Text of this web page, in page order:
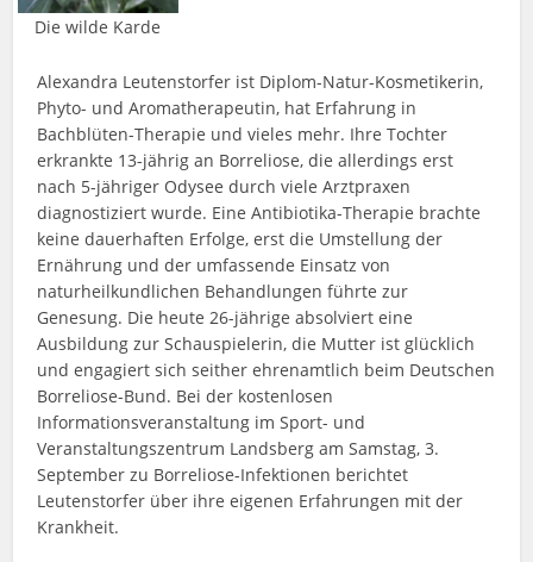
Die wilde Karde
Alexandra Leutenstorfer ist Diplom-Natur-Kosmetikerin,
Phyto- und Aromatherapeutin, hat Erfahrung in
Bachblüten-Therapie und vieles mehr. Ihre Tochter
erkrankte 13-jährig an Borreliose, die allerdings erst
nach 5-jähriger Odysee durch viele Arztpraxen
diagnostiziert wurde. Eine Antibiotika-Therapie brachte
keine dauerhaften Erfolge, erst die Umstellung der
Ernährung und der umfassende Einsatz von
naturheilkundlichen Behandlungen führte zur
Genesung. Die heute 26-jährige absolviert eine
Ausbildung zur Schauspielerin, die Mutter ist glücklich
und engagiert sich seither ehrenamtlich beim Deutschen
Borreliose-Bund. Bei der kostenlosen
Informationsveranstaltung im Sport- und
Veranstaltungszentrum Landsberg am Samstag, 3.
September zu Borreliose-Infektionen berichtet
Leutenstorfer über ihre eigenen Erfahrungen mit der
Krankheit.